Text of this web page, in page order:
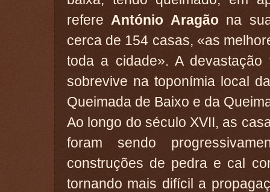
refere António Aragãona
cerca de 154 casas, «as
toda a cidade». A
sobrevive na toponímia local
Queimada de Baixo e da
Ao longo do século XVII, as
foram sendo
construções de pedra e cal
tornando mais difícil a